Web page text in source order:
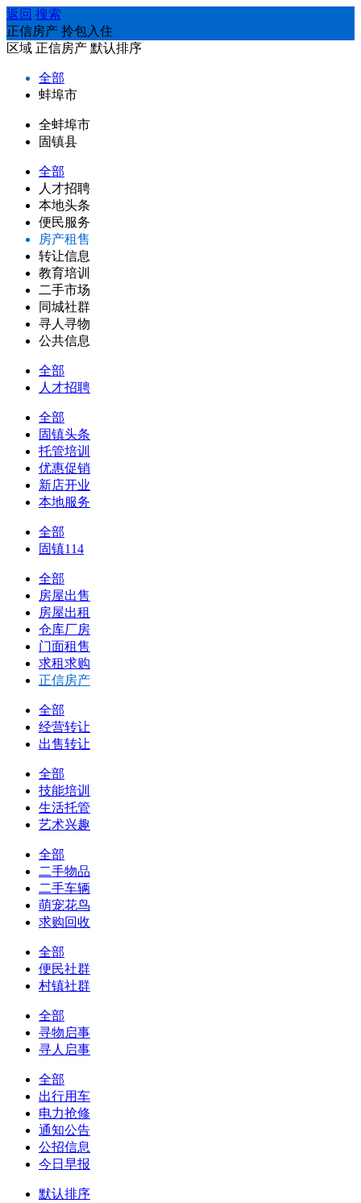
返回 搜索
正信房产 拎包入住
区域 正信房产 默认排序
全部
蚌埠市
全蚌埠市
固镇县
全部
人才招聘
本地头条
便民服务
房产租售
转让信息
教育培训
二手市场
同城社群
寻人寻物
公共信息
全部
人才招聘
全部
固镇头条
托管培训
优惠促销
新店开业
本地服务
全部
固镇114
全部
房屋出售
房屋出租
仓库厂房
门面租售
求租求购
正信房产
全部
经营转让
出售转让
全部
技能培训
生活托管
艺术兴趣
全部
二手物品
二手车辆
萌宠花鸟
求购回收
全部
便民社群
村镇社群
全部
寻物启事
寻人启事
全部
出行用车
电力抢修
通知公告
公招信息
今日早报
默认排序